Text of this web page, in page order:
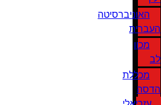
האוניברסיטה
העברית
מכון
לב
מכללת
הדסה